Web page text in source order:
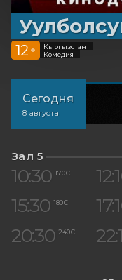
12 +
Кыргызстан
Комедия
Сегодня
8 августа
Зал 5
10:30 170 С
15:30 180 С
20:30 240 С